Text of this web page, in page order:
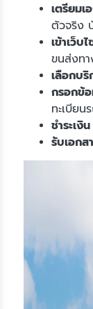
เตรียมเ
ตัวจริง
เข้าเว็บ
ขนส่งท
เลือกบริ
กรอกข้
ทะเบียน
ชำระเงิน
รับเอกส